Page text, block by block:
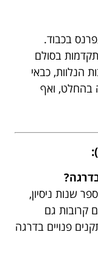
בכבוד.
בסולם
הנלוות, כבאי
בהחלט, ואף
שנות ניסיון,
קרובות גם
פנויים בדרגה